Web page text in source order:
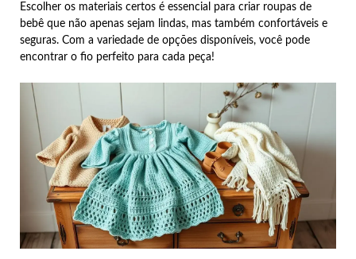
Escolher os materiais certos é essencial para criar roupas de
bebê que não apenas sejam lindas, mas também confortáveis e
seguras. Com a variedade de opções disponíveis, você pode
encontrar o fio perfeito para cada peça!